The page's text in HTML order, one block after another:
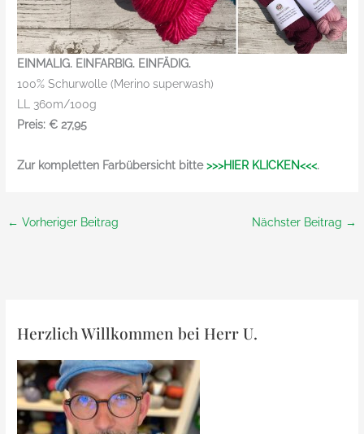
EINMALIG. EINFARBIG. EINFÄDIG.
100% Schurwolle (Merino superwash)
LL 360m/100g
Preis: € 27,95
Zur kompletten Farbübersicht bitte>>>HIER KLICKEN<<<.
← Vorheriger Beitrag Nächster Beitrag →
Herzlich Willkommen bei Herr U.